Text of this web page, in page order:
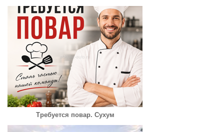
Требуется повар. Сухум